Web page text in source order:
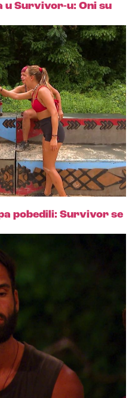
u Survivor-u: Oni su
pobedili: Survivor se